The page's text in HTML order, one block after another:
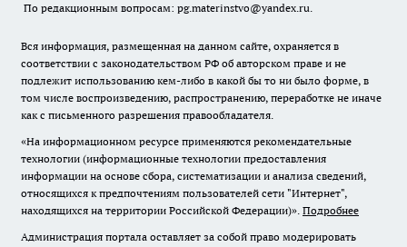
По редакционным вопросам: pg.materinstvo@yandex.ru.
Вся информация, размещенная на данном сайте, охраняется в
соответствии с законодательством РФ об авторском праве и не
подлежит использованию кем-либо в какой бы то ни было форме, в
том числе воспроизведению, распространению, переработке не иначе
как с письменного разрешения правообладателя.
«На информационном ресурсе применяются рекомендательные
технологии (информационные технологии предоставления
информации на основе сбора, систематизации и анализа сведений,
относящихся к предпочтениям пользователей сети "Интернет",
находящихся на территории Российской Федерации)». Подробнее
Администрация портала оставляет за собой право модерировать